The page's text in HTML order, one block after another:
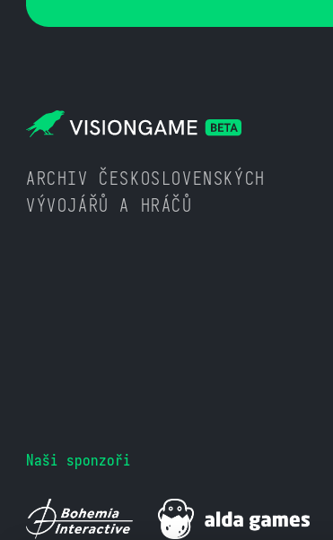
ARCHIV ČESKOSLOVENSKÝCH
VÝVOJÁŘŮ A HRÁČŮ
Naši sponzoři